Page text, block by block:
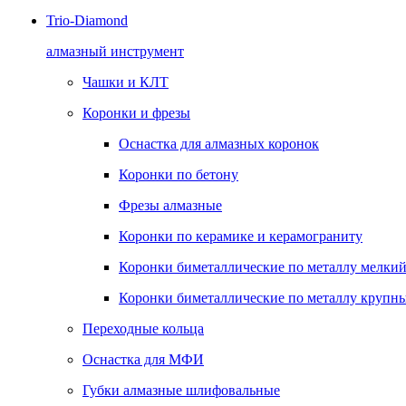
Trio-Diamond
алмазный инструмент
Чашки и КЛТ
Коронки и фрезы
Оснастка для алмазных коронок
Коронки по бетону
Фрезы алмазные
Коронки по керамике и керамограниту
Коронки биметаллические по металлу
Коронки биметаллические по металлу
Переходные кольца
Оснастка для МФИ
Губки алмазные шлифовальные